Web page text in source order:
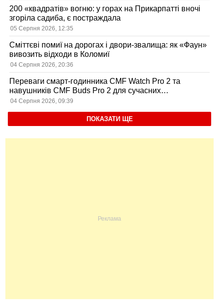
200 «квадратів» вогню: у горах на Прикарпатті вночі
згоріла садиба, є постраждала
05 Серпня 2026, 12:35
Сміттєві помиї на дорогах і двори-звалища: як «Фаун»
вивозить відходи в Коломиї
04 Серпня 2026, 20:36
Переваги смарт-годинника CMF Watch Pro 2 та
навушників CMF Buds Pro 2 для сучасних
користувачів
04 Серпня 2026, 09:39
ПОКАЗАТИ ЩЕ